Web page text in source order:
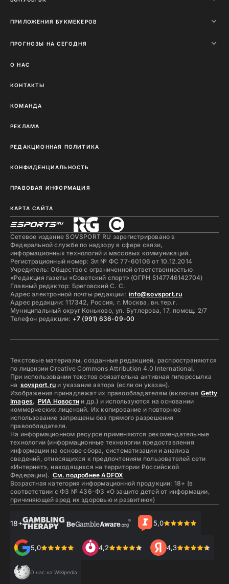
ПРИЛОЖЕНИЯ БУКМЕКЕРОВ
ПРОГНОЗЫ НА СЕГОДНЯ
О НАС
КОНТАКТЫ
КОМАНДА
РЕКЛАМА
РЕДАКЦИОННАЯ ПОЛИТИКА
КОНФИДЕНЦИАЛЬНОСТЬ
ПРАВОВАЯ ИНФОРМАЦИЯ
КАРТА САЙТА
Сетевое издание SOVSPORT RU зарегистрировано в
Федеральной службе по надзору в сфере связи,
информационных технологий и массовых коммуникаций.
Регистрационный номер: Эл № ФС 77-60106 от 10.12.2014
Учредитель: Общество с ограниченной ответственностью
«Редакция газеты «Советский спорт» (ОГРН 5147746142704)
Главный редактор: Бреговский С. С.
Адрес электронной почты редакции: info@sovsport.ru
Адрес редакции: 117342, Россия, г. Москва, вн.тер.г.
Муниципальный округ Коньково, ул. Бутлерова, 17, помещ. 2/7
Телефон редакции: +7 (991) 636-09-00
Текстовые материалы, созданные редакцией, распространяются
по лицензии Creative Commons Attribution 4.0 International.
При использовании текстов обязательна активная гиперссылка
на sovsport.ruи указание автора (если он указан).
Изображения принадлежат их правообладателям (включая Getty
Images, РИА Новости и др.) и используются на основании
коммерческих лицензий. Их копирование и повторное
использование запрещены без прямого разрешения
правообладателя.
На информационном ресурсе применяются рекомендательные
технологии (информационные технологии предоставления
информации на основе сбора, систематизации и анализа
сведений, относящихся к предпочтениям пользователей сети
«Интернет», находящихся на территории Российской
Федерации). См. подробнее ADFOX
Возрастная категория информационной продукции: 18+ (в
соответствии с ФЗ № 436-ФЗ «О защите детей от информации,
причиняющей вред их здоровью и развитию»)
18+ 5,0
5,0 4,2 4,3
О нас на Wikipedia